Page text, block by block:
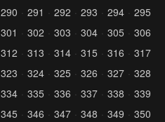
290 291 292 293 294
295
301 302 303 304 305
306
312 313 314 315 316
317
323 324 325 326 327
328
334 335 336 337 338
339
345 346 347 348 349
350